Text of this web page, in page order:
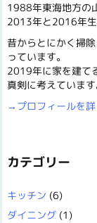
1988年東海地方の
2013年と2016年生
昔からとにかく掃
っています。
2019年に家を建て
真剣に考えています
→プロフィールを
カテゴリー
キッチン (6)
ダイニング (1)